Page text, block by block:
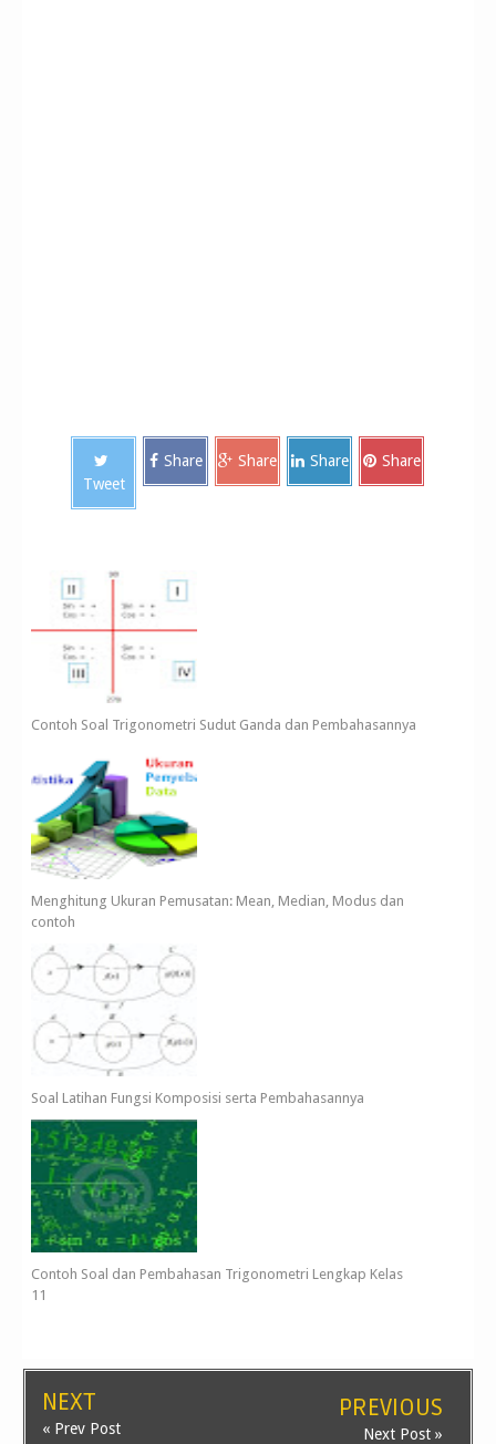
Tweet
Share Share Share Share
Contoh Soal Trigonometri Sudut Ganda dan Pembahasannya
Menghitung Ukuran Pemusatan: Mean, Median, Modus dan
contoh
Soal Latihan Fungsi Komposisi serta Pembahasannya
Contoh Soal dan Pembahasan Trigonometri Lengkap Kelas
11
NEXT
« Prev Post
PREVIOUS
Next Post »